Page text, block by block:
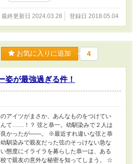
最終更新日 2024.03.28 登録日 2018.05.04
お気に入りに追加 4
姿が最強過ぎる件！
アイツがまさか、あんなものをつけてい
て……！？ 弦と恭一。幼馴染みで２人は
良かったが――。 ※最近すれ違いな弦と恭
馴染みで親友だった弦のそっけない急な
態度にイライラを募らした恭一は、ある
校で親友の意外な秘密を知ってしまう。 ☆